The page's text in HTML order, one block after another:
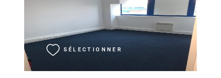
SÉLECTIONNER
VOIR LE BIEN